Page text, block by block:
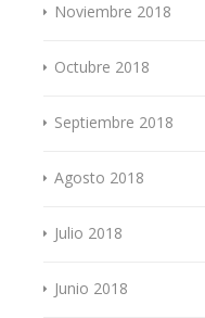
Noviembre 2018
Octubre 2018
Septiembre 2018
Agosto 2018
Julio 2018
Junio 2018